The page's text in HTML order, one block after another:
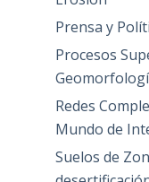
Prensa y
Procesos
Redes
Mundo de
Suelos de